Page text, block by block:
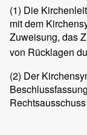
(1) Die
mit dem
Zuweisung, das
von Rücklagen
(2) Der